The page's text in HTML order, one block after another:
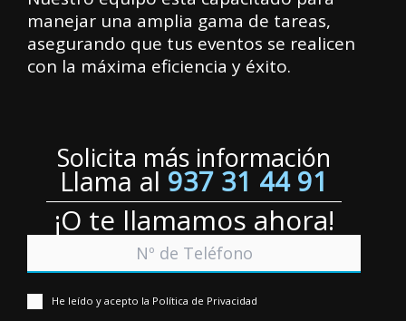
manejar una amplia gama de tareas,
asegurando que tus eventos se realicen
con la máxima eficiencia y éxito.
Solicita más información
Llama al 937 31 44 91
¡O te llamamos ahora!
He leído y acepto la Política de Privacidad